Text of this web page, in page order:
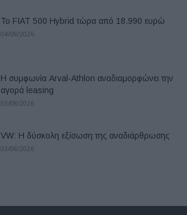
Το FIAT 500 Hybrid τώρα από 18.990 ευρώ
04/08/2026
Η συμφωνία Arval-Athlon αναδιαμορφώνει την
αγορά leasing
03/08/2026
VW: Η δύσκολη εξίσωση της αναδιάρθρωσης
03/08/2026